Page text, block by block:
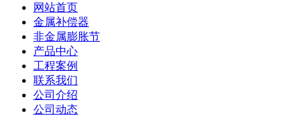
网站首页
金属补偿器
非金属膨胀节
产品中心
工程案例
联系我们
公司介绍
公司动态